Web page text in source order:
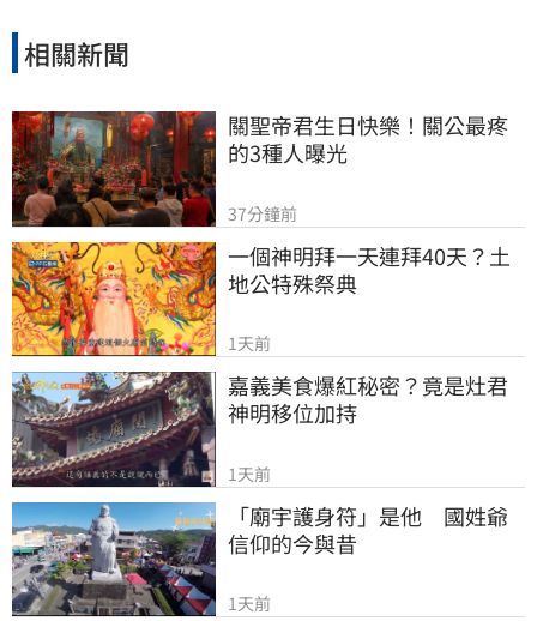
相關新聞
關聖帝君生日快樂！關公最疼
的3種人曝光
37分鐘前
一個神明拜一天連拜40天？土
地公特殊祭典
1天前
嘉義美食爆紅秘密？竟是灶君
神明移位加持
1天前
「廟宇護身符」是他　國姓爺
信仰的今與昔
1天前